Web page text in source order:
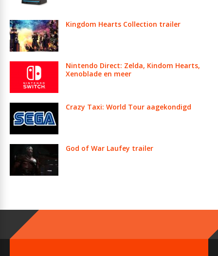
Kingdom Hearts Collection trailer
Nintendo Direct: Zelda, Kindom Hearts,
Xenoblade en meer
Crazy Taxi: World Tour aagekondigd
God of War Laufey trailer